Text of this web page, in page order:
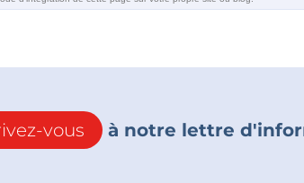
vous à notre lettre